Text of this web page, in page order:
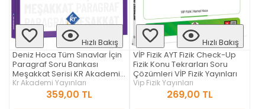
Hızlı Bakış
Deniz Hoca Tüm Sınavlar İçin
Paragraf Soru Bankası
Meşakkat Serisi KR Akademi
Yayınları
Kr Akademi Yayınları
359,00 TL
Hızlı Bakış
VİP Fizik AYT Fizik Check-Up
Fizik Konu Tekrarları Soru
Çözümleri VİP Fizik Yayınları
Vip Fizik Yayınları
269,00 TL